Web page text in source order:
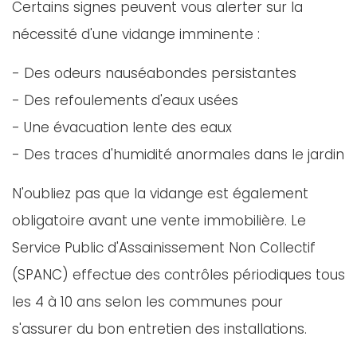
Certains signes peuvent vous alerter sur la
nécessité d'une vidange imminente :
- Des odeurs nauséabondes persistantes
- Des refoulements d'eaux usées
- Une évacuation lente des eaux
- Des traces d'humidité anormales dans le jardin
N'oubliez pas que la vidange est également
obligatoire avant une vente immobilière. Le
Service Public d'Assainissement Non Collectif
(SPANC) effectue des contrôles périodiques tous
les 4 à 10 ans selon les communes pour
s'assurer du bon entretien des installations.